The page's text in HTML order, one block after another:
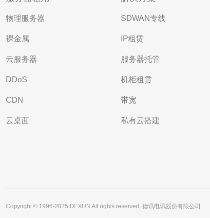
物理服务器
裸金属
云服务器
DDoS
CDN
云桌面
SDWAN专线
IP租赁
服务器托管
机柜租赁
带宽
私有云搭建
Copyright © 1996-2025 DEXUN All rights reserved. 德讯电讯股份有限公司